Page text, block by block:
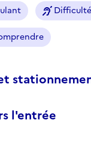
l'entrée